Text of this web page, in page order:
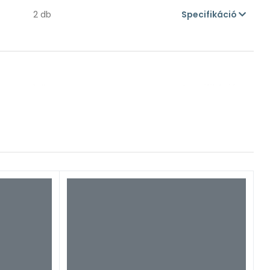
2 db Specifikáció